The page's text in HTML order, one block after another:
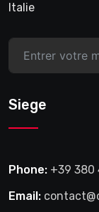
Italie
Siege
Phone: +39 380
Email: